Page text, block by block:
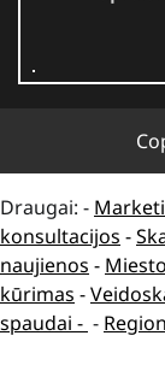
Draugai: -
konsultacijos -
naujienos -
kūrimas -
spaudai - -